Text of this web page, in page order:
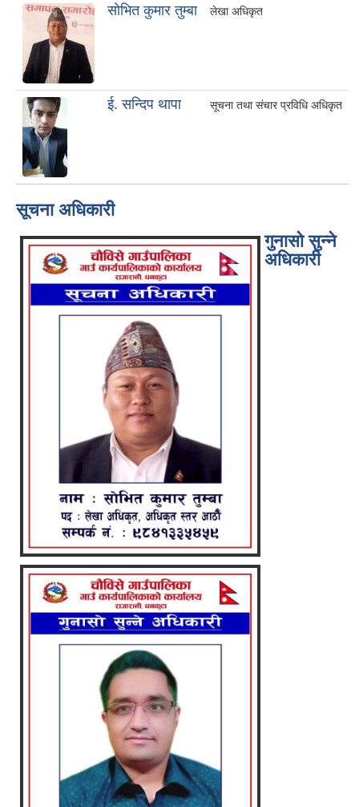
साेभित कुमार तुम्बा लेखा अधिकृत
ई. सन्दिप थापा सूचना तथा संचार प्रविधि अधिकृत
सूचना अधिकारी
गुनासो सुन्ने
अधिकारी